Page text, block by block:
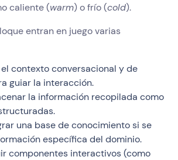
caliente (warm) o frío (cold).
entran en juego varias
el contexto conversacional y de
guiar la interacción.
la información recopilada como
una base de conocimiento si se
específica del dominio.
componentes interactivos (como